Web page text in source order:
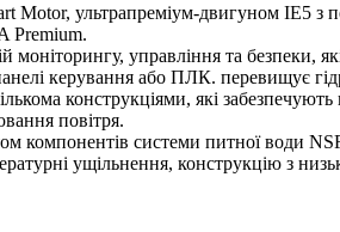
ультрапреміум-двигуном IE5 з
Premium.
управління та безпеки,
керування або ПЛК. перевищує
конструкціями, які
повітря.
компонентів системи питної води
ущільнення, конструкцію з